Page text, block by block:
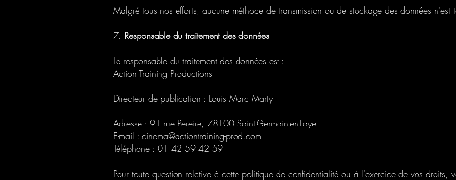
Malgré tous nos efforts, aucune méthode de transmission ou de stockage des données n'est
7. Responsable du traitement des données
Le responsable du traitement des données est :
Action Training Productions
Directeur de publication : Louis Marc Marty
Adresse : 91 rue Pereire, 78100 Saint-Germain-en-Laye
E-mail : cinema@actiontraining-prod.com
Téléphone : 01 42 59 42 59
Pour toute question relative à cette politique de confidentialité ou à l'exercice de vos droits,